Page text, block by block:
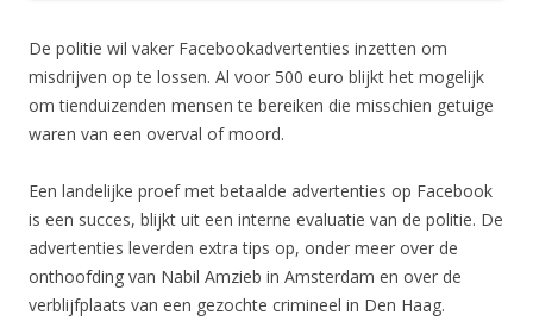
De politie wil vaker Facebookadvertenties inzetten om
misdrijven op te lossen. Al voor 500 euro blijkt het mogelijk
om tienduizenden mensen te bereiken die misschien getuige
waren van een overval of moord.
Een landelijke proef met betaalde advertenties op Facebook
is een succes, blijkt uit een interne evaluatie van de politie. De
advertenties leverden extra tips op, onder meer over de
onthoofding van Nabil Amzieb in Amsterdam en over de
verblijfplaats van een gezochte crimineel in Den Haag.